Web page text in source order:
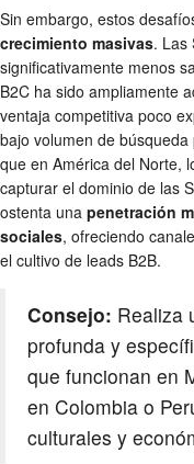
Sin embargo, estos
crecimiento masivas. Las
significativamente menos
B2C ha sido ampliamente
ventaja competitiva poco
bajo volumen de
que en América del Norte,
capturar el dominio de las
ostenta una penetración
sociales, ofreciendo
el cultivo de leads B2B.
Consejo: Realiza
profunda y
que funcionan en
en Colombia o
culturales y